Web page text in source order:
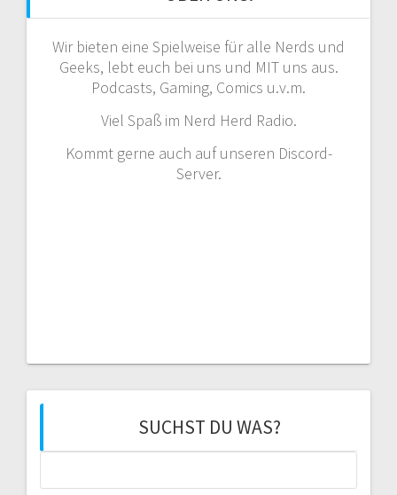
Wir bieten eine Spielweise für alle Nerds und
Geeks, lebt euch bei uns und MIT uns aus.
Podcasts, Gaming, Comics u.v.m.
Viel Spaß im Nerd Herd Radio.
Kommt gerne auch auf unseren Discord-
Server.
SUCHST DU WAS?